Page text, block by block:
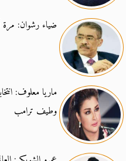
ضياء رشوان:
ماريا معلوف:
وطيف ترامب